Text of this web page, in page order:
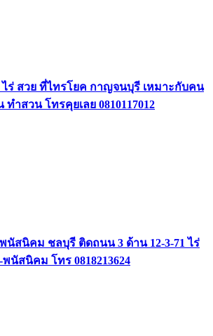
ร่ สวย ที่ไทรโยค กาญจนบุรี เหมาะกับคน
ำสวน โทรคุยเลย 0810117012
นัสนิคม ชลบุรี ติดถนน 3 ด้าน 12-3-71 ไร่
นัสนิคม โทร 0818213624